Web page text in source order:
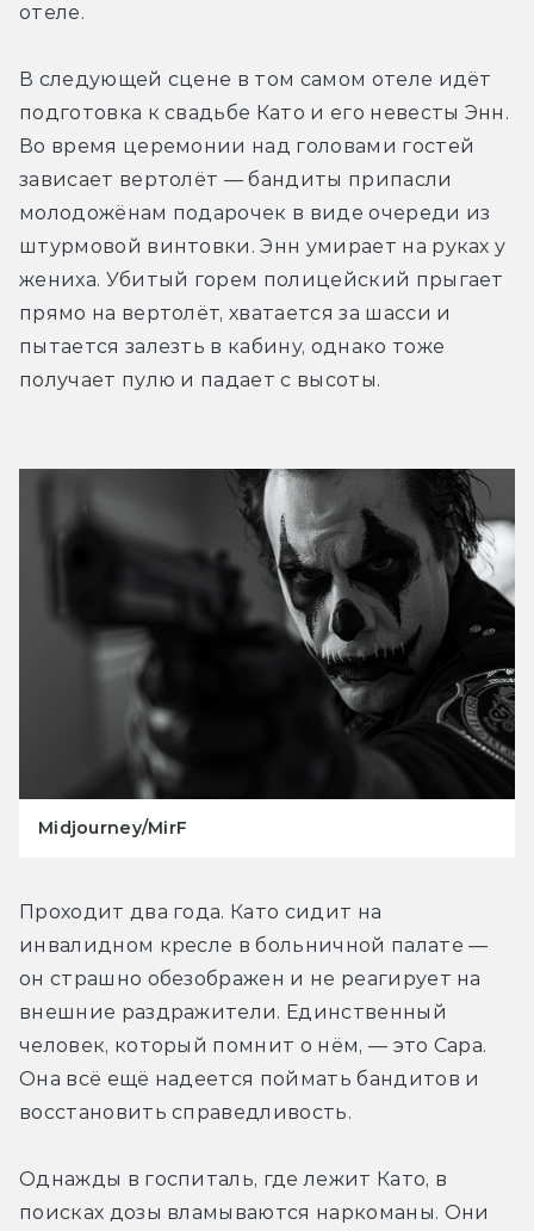
отеле.
В следующей сцене в том самом отеле идёт
подготовка к свадьбе Като и его невесты Энн.
Во время церемонии над головами гостей
зависает вертолёт — бандиты припасли
молодожёнам подарочек в виде очереди из
штурмовой винтовки. Энн умирает на руках у
жениха. Убитый горем полицейский прыгает
прямо на вертолёт, хватается за шасси и
пытается залезть в кабину, однако тоже
получает пулю и падает с высоты.
Midjourney/MirF
Проходит два года. Като сидит на
инвалидном кресле в больничной палате —
он страшно обезображен и не реагирует на
внешние раздражители. Единственный
человек, который помнит о нём, — это Сара.
Она всё ещё надеется поймать бандитов и
восстановить справедливость.
Однажды в госпиталь, где лежит Като, в
поисках дозы вламываются наркоманы. Они